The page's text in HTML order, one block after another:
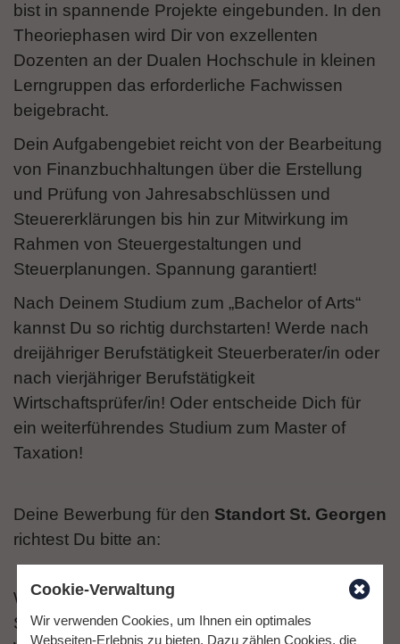
bist in spannende Projekte eingebunden. In den
Theoriephasen wird Dir von exzellenten
Dozenten an der Dualen Hochschule in kleinen
Lerngruppen das erforderliche Fachwissen
beigebracht.
Dein Aufgabengebiet reicht von der Bearbeitung
von Finanzbuchhaltungen über die Erstellung
und Prüfung von Jahresabschlüssen und
Steuererklärungen bis hin zur Mitwirkung im
Rahmen von Steuergestaltungen und
Steuerplanungen. Spannung garantiert!
Nach Deinem Studium zum „Bachelor of Arts“
kannst Du so richtig durchstarten! Werde nach
dreijähriger Berufstätigkeit Steuerberater/in oder
nach vierjähriger Berufstätigkeit
Wirtschaftsprüfer/in! Oder entscheide Dich für
ein weiterführendes Studium zum Master of
Taxation!
Deine Bewerbung für den Standort St. Georgen
richtest Du bitte an:
Welzer & Partner mbB
Steuerberater Gerrit Woerner
Cookie-Verwaltung
Wir verwenden Cookies, um Ihnen ein optimales
Webseiten-Erlebnis zu bieten. Dazu zählen Cookies, die